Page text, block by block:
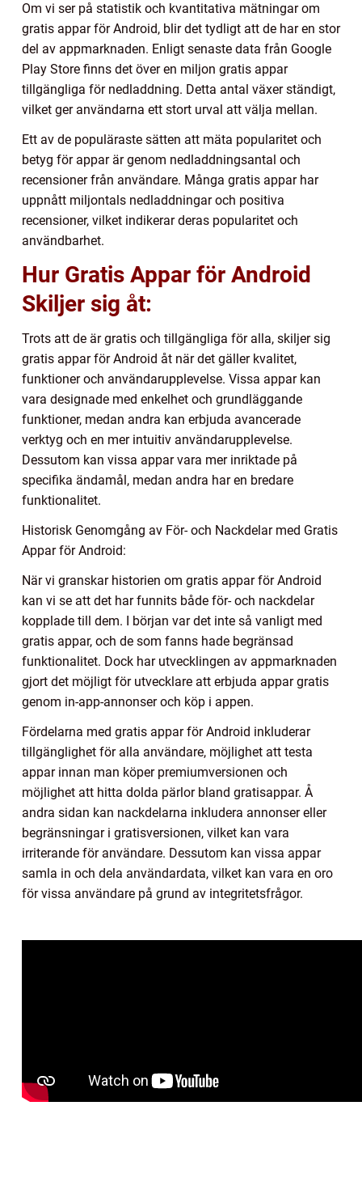
Om vi ser på statistik och kvantitativa mätningar om
gratis appar för Android, blir det tydligt att de har en stor
del av appmarknaden. Enligt senaste data från Google
Play Store finns det över en miljon gratis appar
tillgängliga för nedladdning. Detta antal växer ständigt,
vilket ger användarna ett stort urval att välja mellan.
Ett av de populäraste sätten att mäta popularitet och
betyg för appar är genom nedladdningsantal och
recensioner från användare. Många gratis appar har
uppnått miljontals nedladdningar och positiva
recensioner, vilket indikerar deras popularitet och
användbarhet.
Hur Gratis Appar för Android
Skiljer sig åt:
Trots att de är gratis och tillgängliga för alla, skiljer sig
gratis appar för Android åt när det gäller kvalitet,
funktioner och användarupplevelse. Vissa appar kan
vara designade med enkelhet och grundläggande
funktioner, medan andra kan erbjuda avancerade
verktyg och en mer intuitiv användarupplevelse.
Dessutom kan vissa appar vara mer inriktade på
specifika ändamål, medan andra har en bredare
funktionalitet.
Historisk Genomgång av För- och Nackdelar med Gratis
Appar för Android:
När vi granskar historien om gratis appar för Android
kan vi se att det har funnits både för- och nackdelar
kopplade till dem. I början var det inte så vanligt med
gratis appar, och de som fanns hade begränsad
funktionalitet. Dock har utvecklingen av appmarknaden
gjort det möjligt för utvecklare att erbjuda appar gratis
genom in-app-annonser och köp i appen.
Fördelarna med gratis appar för Android inkluderar
tillgänglighet för alla användare, möjlighet att testa
appar innan man köper premiumversionen och
möjlighet att hitta dolda pärlor bland gratisappar. Å
andra sidan kan nackdelarna inkludera annonser eller
begränsningar i gratisversionen, vilket kan vara
irriterande för användare. Dessutom kan vissa appar
samla in och dela användardata, vilket kan vara en oro
för vissa användare på grund av integritetsfrågor.